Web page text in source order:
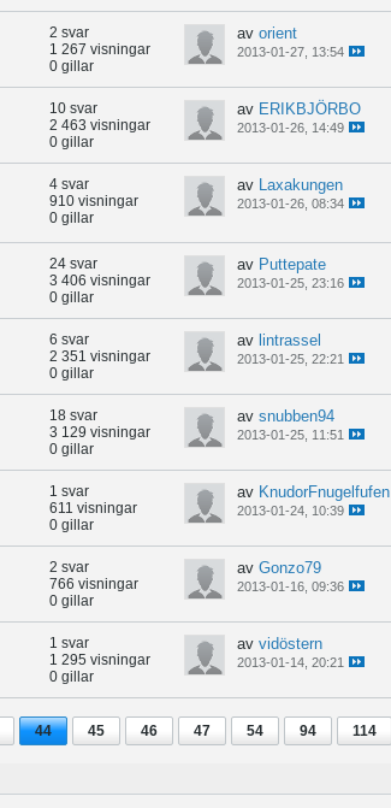
2 svar
1 267 visningar
0 gillar
av orient
2013-01-27, 13:54
10 svar
2 463 visningar
0 gillar
av ERIKBJÖRBO
2013-01-26, 14:49
4 svar
910 visningar
0 gillar
av Laxakungen
2013-01-26, 08:34
24 svar
3 406 visningar
0 gillar
av Puttepate
2013-01-25, 23:16
6 svar
2 351 visningar
0 gillar
av lintrassel
2013-01-25, 22:21
18 svar
3 129 visningar
0 gillar
av snubben94
2013-01-25, 11:51
1 svar
611 visningar
0 gillar
av KnudorFnugelfufen
2013-01-24, 10:39
2 svar
766 visningar
0 gillar
av Gonzo79
2013-01-16, 09:36
1 svar
1 295 visningar
0 gillar
av vidöstern
2013-01-14, 20:21
44 45 46 47 54 94 114